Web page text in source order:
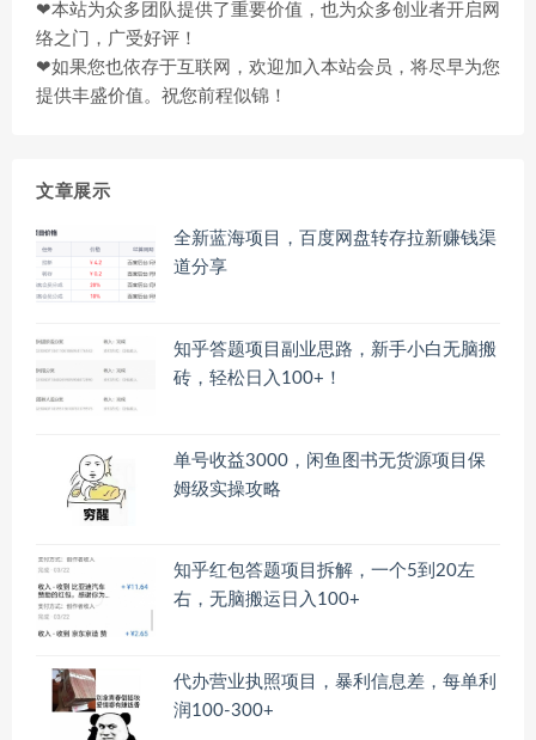
❤本站为众多团队提供了重要价值，也为众多创业者开启网
络之门，广受好评！
❤如果您也依存于互联网，欢迎加入本站会员，将尽早为您
提供丰盛价值。祝您前程似锦！
文章展示
全新蓝海项目，百度网盘转存拉新赚钱渠
道分享
知乎答题项目副业思路，新手小白无脑搬
砖，轻松日入100+！
单号收益3000，闲鱼图书无货源项目保
姆级实操攻略
知乎红包答题项目拆解，一个5到20左
右，无脑搬运日入100+
代办营业执照项目，暴利信息差，每单利
润100-300+